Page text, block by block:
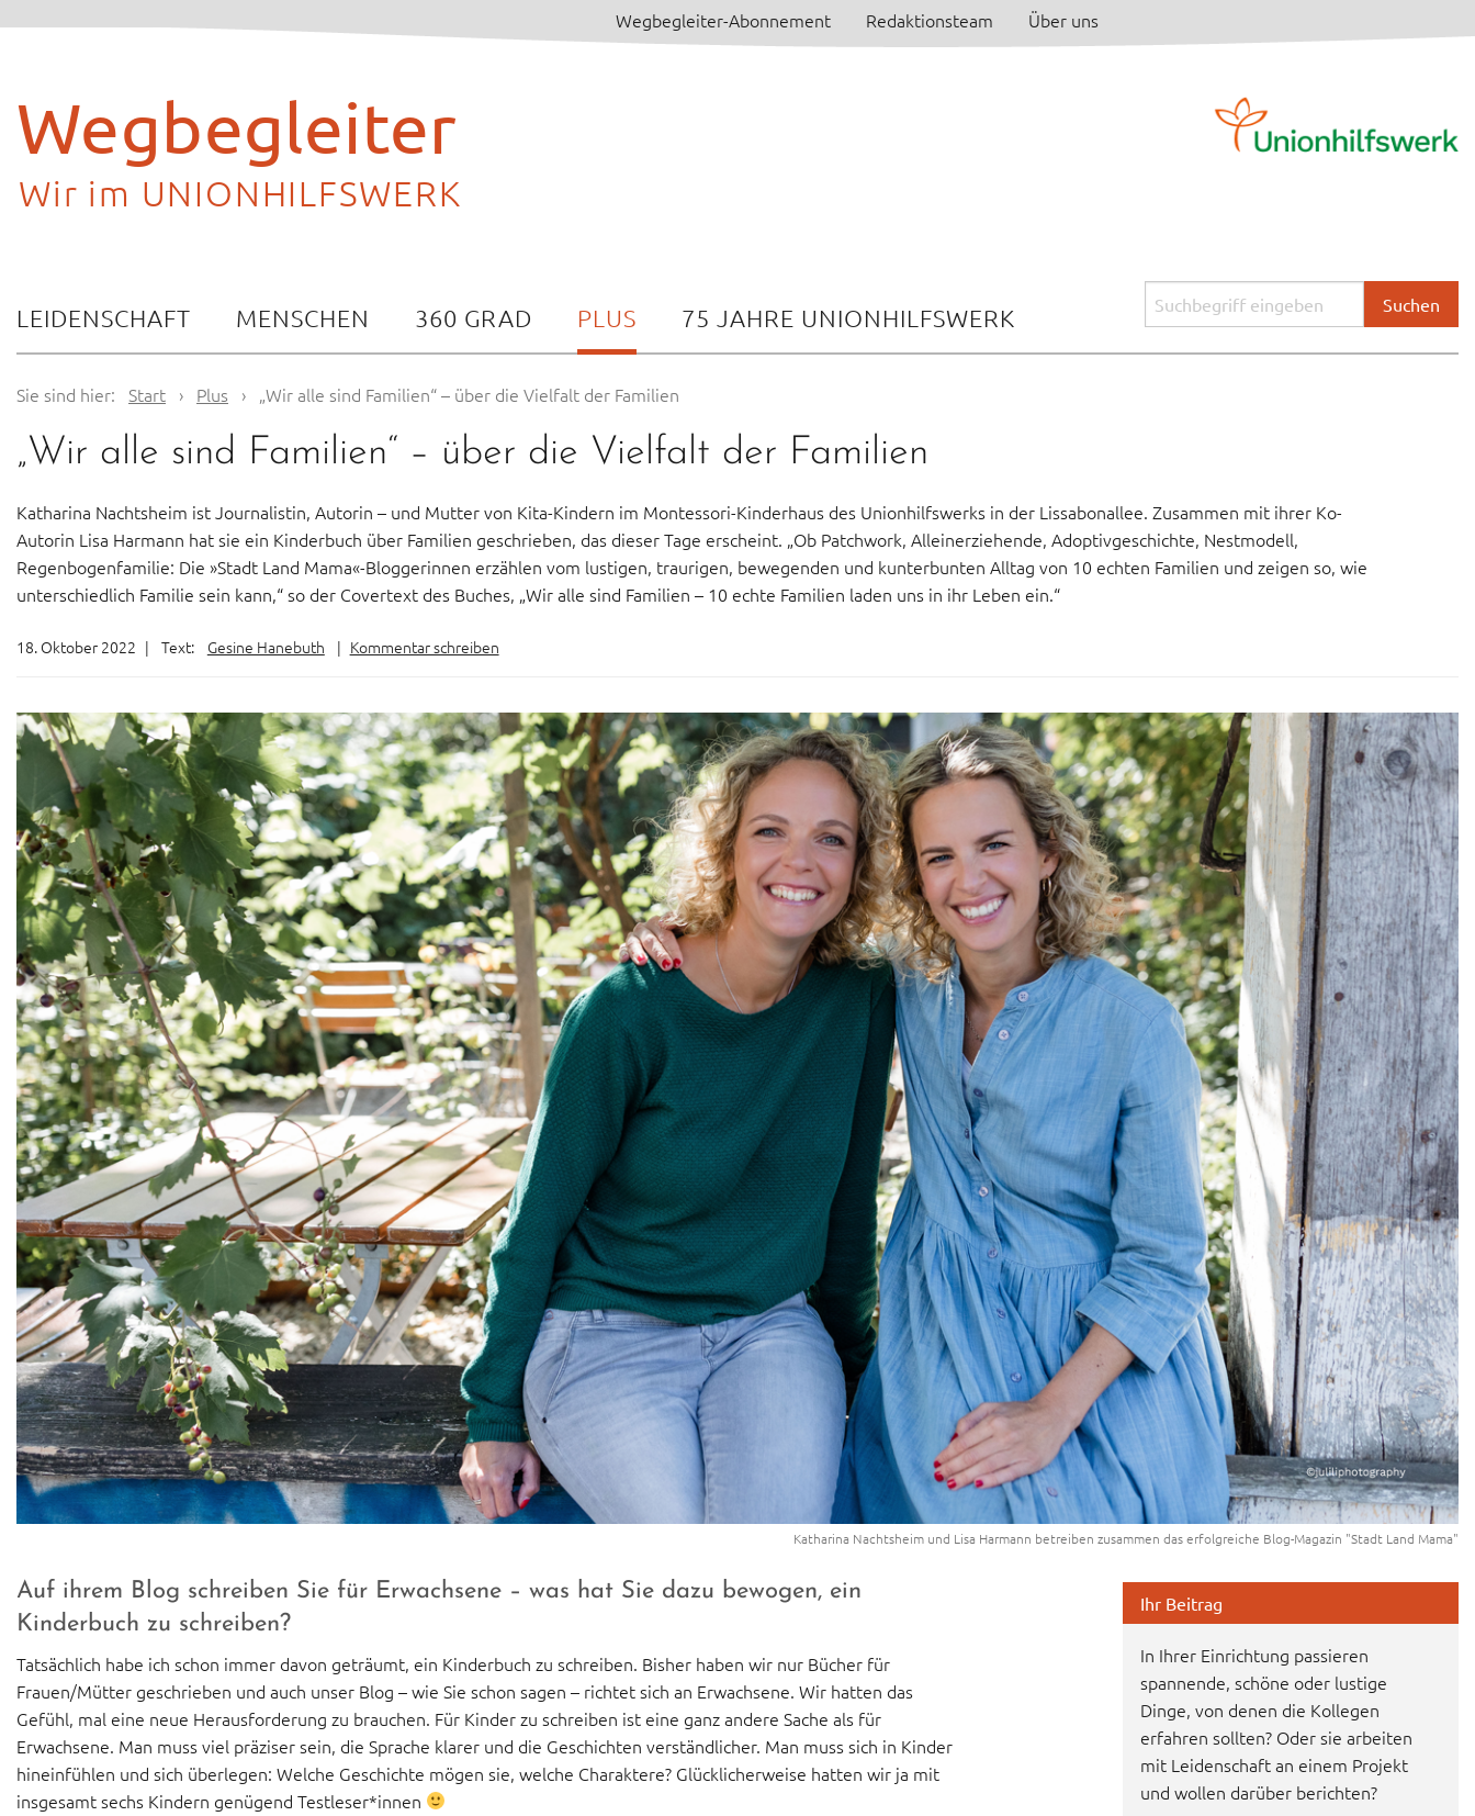
Wegbegleiter-Abonnement Redaktionsteam Über uns
Wegbegleiter
Wir im UNIONHILFSWERK
LEIDENSCHAFT MENSCHEN 360 GRAD PLUS 75 JAHRE UNIONHILFSWERK
Sie sind hier: Start › Plus › „Wir alle sind Familien“ – über die Vielfalt der Familien
„Wir alle sind Familien“ – über die Vielfalt der Familien
Katharina Nachtsheim ist Journalistin, Autorin – und Mutter von Kita-Kindern im Montessori-Kinderhaus des Unionhilfswerks in der Lissabonallee. Zusammen mit ihrer Ko-
Autorin Lisa Harmann hat sie ein Kinderbuch über Familien geschrieben, das dieser Tage erscheint. „Ob Patchwork, Alleinerziehende, Adoptivgeschichte, Nestmodell,
Regenbogenfamilie: Die »Stadt Land Mama«-Bloggerinnen erzählen vom lustigen, traurigen, bewegenden und kunterbunten Alltag von 10 echten Familien und zeigen so, wie
unterschiedlich Familie sein kann,“ so der Covertext des Buches, „Wir alle sind Familien – 10 echte Familien laden uns in ihr Leben ein.“
18. Oktober 2022 | Text: Gesine Hanebuth | Kommentar schreiben
Katharina Nachtsheim und Lisa Harmann betreiben zusammen das erfolgreiche Blog-Magazin "Stadt Land Mama"
Auf ihrem Blog schreiben Sie für Erwachsene – was hat Sie dazu bewogen, ein
Kinderbuch zu schreiben?
Tatsächlich habe ich schon immer davon geträumt, ein Kinderbuch zu schreiben. Bisher haben wir nur Bücher für
Frauen/Mütter geschrieben und auch unser Blog – wie Sie schon sagen – richtet sich an Erwachsene. Wir hatten das
Gefühl, mal eine neue Herausforderung zu brauchen. Für Kinder zu schreiben ist eine ganz andere Sache als für
Erwachsene. Man muss viel präziser sein, die Sprache klarer und die Geschichten verständlicher. Man muss sich in Kinder
hineinfühlen und sich überlegen: Welche Geschichte mögen sie, welche Charaktere? Glücklicherweise hatten wir ja mit
insgesamt sechs Kindern genügend Testleser*innen
Ihr Beitrag
In Ihrer Einrichtung passieren
spannende, schöne oder lustige
Dinge, von denen die Kollegen
erfahren sollten? Oder sie arbeiten
mit Leidenschaft an einem Projekt
und wollen darüber berichten?